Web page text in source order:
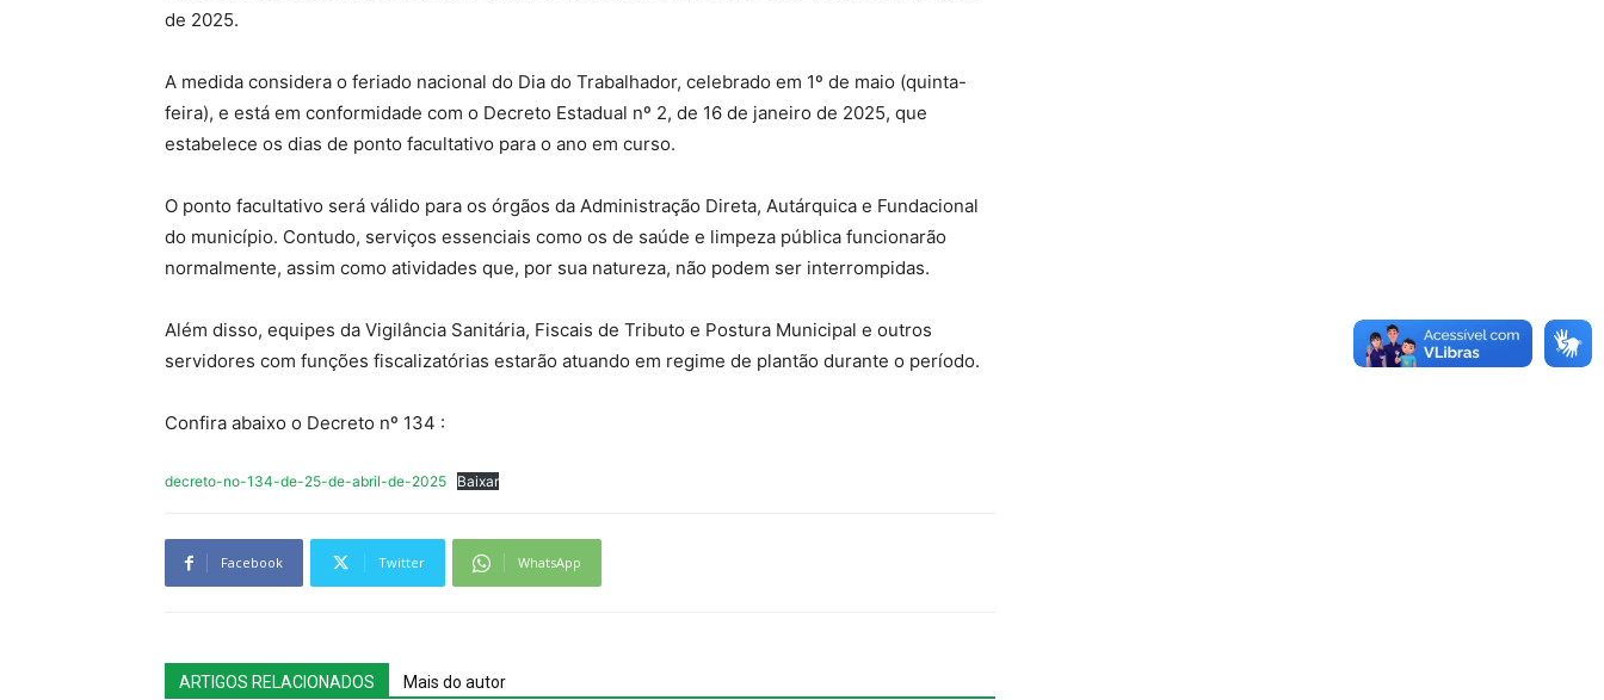
de 2025.
A medida considera o feriado nacional do Dia do Trabalhador, celebrado em 1º de maio (quinta-
feira), e está em conformidade com o Decreto Estadual nº 2, de 16 de janeiro de 2025, que
estabelece os dias de ponto facultativo para o ano em curso.
O ponto facultativo será válido para os órgãos da Administração Direta, Autárquica e Fundacional
do município. Contudo, serviços essenciais como os de saúde e limpeza pública funcionarão
normalmente, assim como atividades que, por sua natureza, não podem ser interrompidas.
Além disso, equipes da Vigilância Sanitária, Fiscais de Tributo e Postura Municipal e outros
servidores com funções fiscalizatórias estarão atuando em regime de plantão durante o período.
Confira abaixo o Decreto nº 134 :
decreto-no-134-de-25-de-abril-de-2025 Baixar
Facebook Twitter WhatsApp
ARTIGOS RELACIONADOS Mais do autor